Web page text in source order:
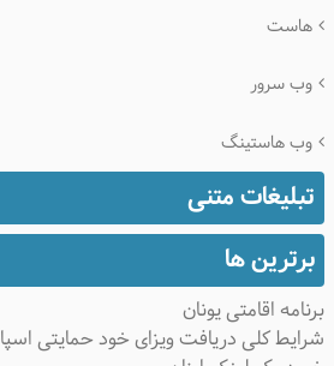
هاست
وب سرور
وب هاستینگ
تبلیغات متنی
برترین ها
اقامتی یونان
کلی دریافت ویزای خود حمایتی اسپانیا